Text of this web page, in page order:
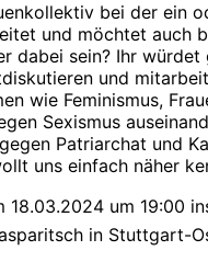
bei der ein
und möchtet auch
dabei sein? Ihr würdet
und
wie Feminismus,
Sexismus
Patriarchat und
uns einfach näher
18.03.2024 um 19:00
in Stuttgart-